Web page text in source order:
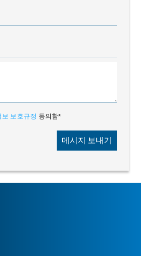
보 보호규정 동의함*
메시지 보내기